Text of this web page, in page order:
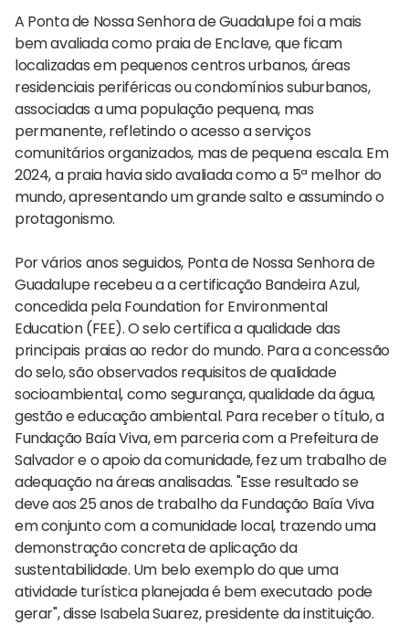
A Ponta de Nossa Senhora de Guadalupe foi a mais
bem avaliada como praia de Enclave, que ficam
localizadas em pequenos centros urbanos, áreas
residenciais periféricas ou condomínios suburbanos,
associadas a uma população pequena, mas
permanente, refletindo o acesso a serviços
comunitários organizados, mas de pequena escala. Em
2024, a praia havia sido avaliada como a 5ª melhor do
mundo, apresentando um grande salto e assumindo o
protagonismo.
Por vários anos seguidos, Ponta de Nossa Senhora de
Guadalupe recebeu a a certificação Bandeira Azul,
concedida pela Foundation for Environmental
Education (FEE). O selo certifica a qualidade das
principais praias ao redor do mundo. Para a concessão
do selo, são observados requisitos de qualidade
socioambiental, como segurança, qualidade da água,
gestão e educação ambiental. Para receber o título, a
Fundação Baía Viva, em parceria com a Prefeitura de
Salvador e o apoio da comunidade, fez um trabalho de
adequação na áreas analisadas. "Esse resultado se
deve aos 25 anos de trabalho da Fundação Baía Viva
em conjunto com a comunidade local, trazendo uma
demonstração concreta de aplicação da
sustentabilidade. Um belo exemplo do que uma
atividade turística planejada é bem executado pode
gerar", disse Isabela Suarez, presidente da instituição.